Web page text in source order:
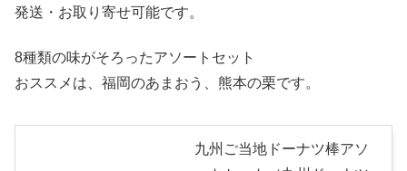
発送・お取り寄せ可能です。
8種類の味がそろったアソートセット
おススメは、福岡のあまおう、熊本の栗です。
九州ご当地ドーナツ棒アソ